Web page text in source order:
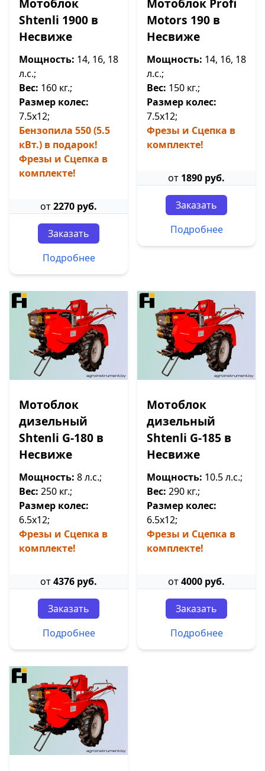
Мотоблок
Shtenli 1900 в
Несвиже
Мощность: 14, 16, 18
л.с.;
Вес: 160 кг.;
Размер колес:
7.5х12;
Бензопила 550 (5.5
кВт.) в подарок!
Фрезы и Сцепка в
комплекте!
от2270 руб.
Заказать
Подробнее
Мотоблок Profi
Motors 190 в
Несвиже
Мощность: 14, 16, 18
л.с.;
Вес: 150 кг.;
Размер колес:
7.5х12;
Фрезы и Сцепка в
комплекте!
от 1890 руб.
Заказать
Подробнее
Мотоблок
дизельный
Shtenli G-180 в
Несвиже
Мощность: 8 л.с.;
Вес: 250 кг.;
Размер колес:
6.5х12;
Фрезы и Сцепка в
комплекте!
от4376 руб.
Заказать
Подробнее
Мотоблок
дизельный
Shtenli G-185 в
Несвиже
Мощность: 10.5 л.с.;
Вес: 290 кг.;
Размер колес:
6.5х12;
Фрезы и Сцепка в
комплекте!
от4000 руб.
Заказать
Подробнее